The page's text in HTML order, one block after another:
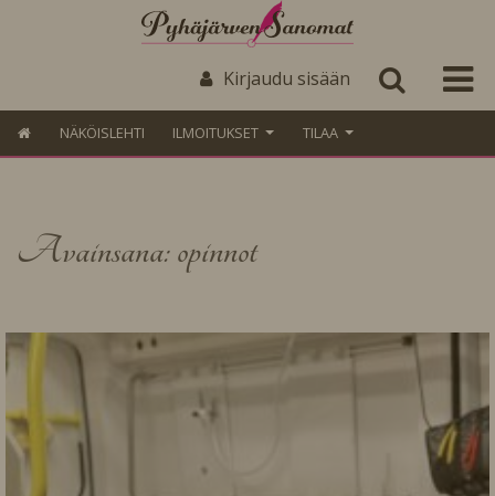
Kirjaudu sisään
NÄKÖISLEHTI ILMOITUKSET TILAA
Avainsana: opinnot